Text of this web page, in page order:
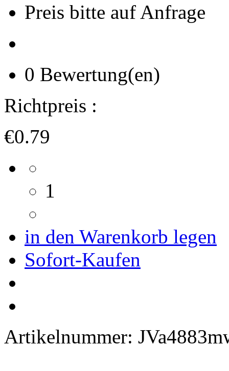
Preis bitte auf Anfrage
0 Bewertung(en)
Richtpreis :
€0.79
1
in den Warenkorb legen
Sofort-Kaufen
Artikelnummer: